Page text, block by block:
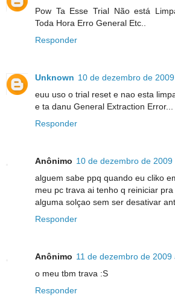
Pow Ta Esse Trial Não está
Toda Hora Erro General Etc..
Responder
Unknown 10 de dezembro de
euu uso o trial reset e nao esta
e ta danu General Extraction Error...
Responder
Anônimo 10 de dezembro de 2009
alguem sabe ppq quando eu cliko
meu pc trava ai tenho q reiniciar
alguma solçao sem ser desativar
Responder
Anônimo 11 de dezembro de 2009
o meu tbm trava :S
Responder